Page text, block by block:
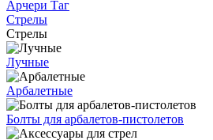
Арчери Таг
Стрелы
Стрелы
Лучные
Арбалетные
Болты для арбалетов-пистолетов